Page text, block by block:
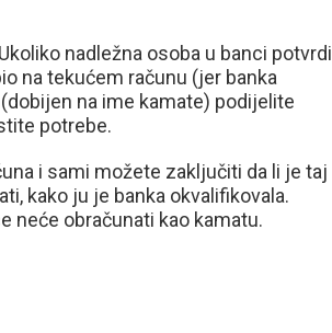
nadležna osoba u banci potvrdi
na tekućem računu (jer banka
na ime kamate) podijelite
potrebe.
i sami možete zaključiti da li je taj
kako ju je banka okvalifikovala.
neće obračunati kao kamatu.